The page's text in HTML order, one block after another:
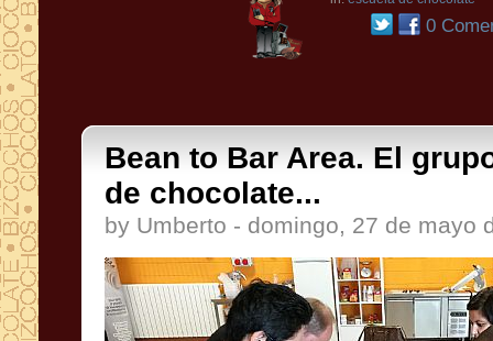
0
Bean to Bar Area. El
de chocolate...
by Umberto - domingo, 27 de mayo